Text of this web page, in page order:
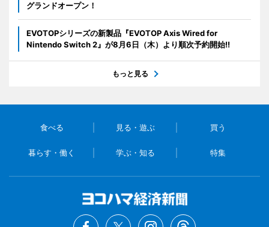
グランドオープン！
EVOTOPシリーズの新製品『EVOTOP Axis Wired for
Nintendo Switch 2』が8月6日（木）より順次予約開始!!
もっと見る
食べる 見る・遊ぶ 買う
暮らす・働く 学ぶ・知る 特集